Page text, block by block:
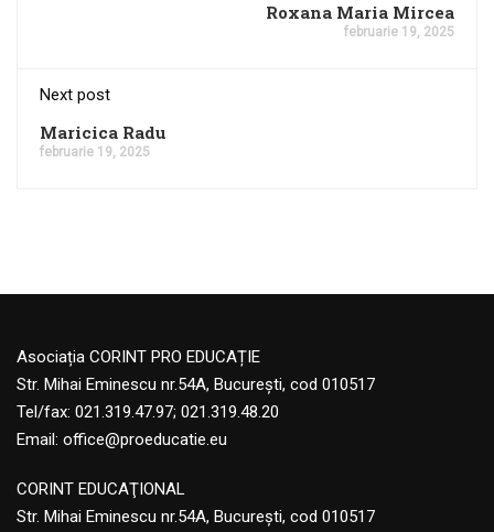
Roxana Maria Mircea
februarie 19, 2025
Next post
Maricica Radu
februarie 19, 2025
Asociația CORINT PRO EDUCAȚIE
Str. Mihai Eminescu nr.54A, București, cod 010517
Tel/fax: 021.319.47.97; 021.319.48.20
Email: office@proeducatie.eu
CORINT EDUCAŢIONAL
Str. Mihai Eminescu nr.54A, Bucureşti, cod 010517